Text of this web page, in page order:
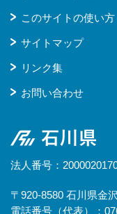
このサイトの使い方
サイトマップ
リンク集
お問い合わせ
石川県
法人番号：
〒920-8580 石川県金
電話番号（代表）：